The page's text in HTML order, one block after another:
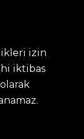
izin
iktibas